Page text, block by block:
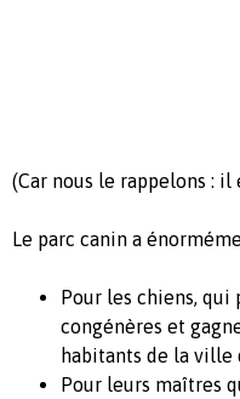
(Car nous le rappelons :
Le parc canin a
Pour les chiens,
congénères et
habitants de la
Pour leurs maîtres